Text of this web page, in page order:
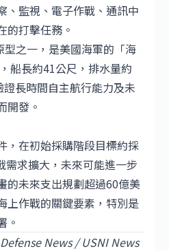
、監視、電子作戰、通訊中
的打擊任務。
型之一，是美國海軍的「海
船長約41公尺，排水量約
長時間自主航行能力及未
開發。
，在初始採購階段目標約採
需求擴大，未來可能進一步
的未來支出規劃超過60億美
上作戰的關鍵要素，特別是
。
News / USNI News